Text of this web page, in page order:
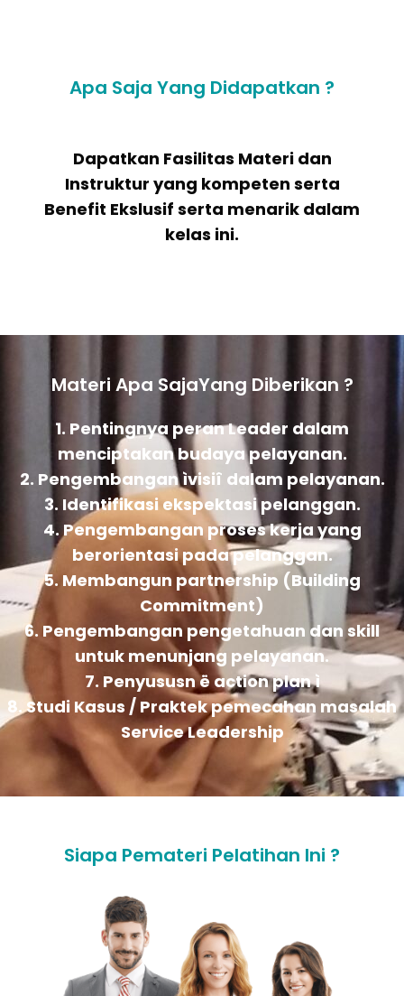
Apa Saja Yang Didapatkan ?
Dapatkan Fasilitas Materi dan
Instruktur yang kompeten serta
Benefit Ekslusif serta menarik dalam
kelas ini.
Materi Apa SajaYang Diberikan ?
1. Pentingnya peran Leader dalam
menciptakan budaya pelayanan.
2. Pengembangan ìvisiî dalam pelayanan.
3. Identifikasi ekspektasi pelanggan.
4. Pengembangan proses kerja yang
berorientasi pada pelanggan.
5. Membangun partnership (Building
Commitment)
6. Pengembangan pengetahuan dan skill
untuk menunjang pelayanan.
7. Penyususn ë action plan ì
8. Studi Kasus / Praktek pemecahan masalah
Service Leadership
Siapa Pemateri Pelatihan Ini ?